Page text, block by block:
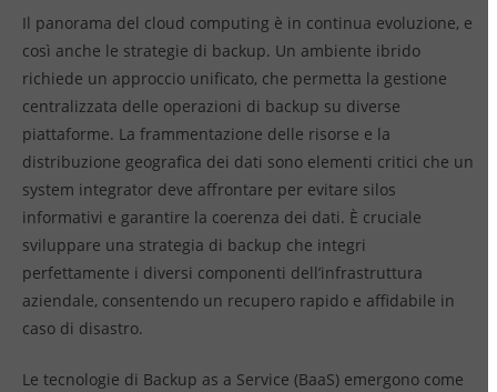
Il panorama del cloud computing è in continua evoluzione, e
così anche le strategie di backup. Un ambiente ibrido
richiede un approccio unificato, che permetta la gestione
centralizzata delle operazioni di backup su diverse
piattaforme. La frammentazione delle risorse e la
distribuzione geografica dei dati sono elementi critici che un
system integrator deve affrontare per evitare silos
informativi e garantire la coerenza dei dati. È cruciale
sviluppare una strategia di backup che integri
perfettamente i diversi componenti dell’infrastruttura
aziendale, consentendo un recupero rapido e affidabile in
caso di disastro.
Le tecnologie di Backup as a Service (BaaS) emergono come